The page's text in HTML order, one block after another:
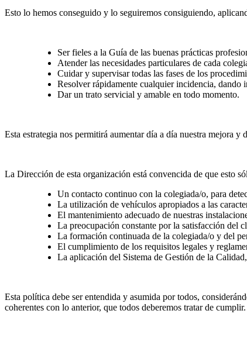
Esto lo hemos conseguido y lo seguiremos consiguiendo,
Ser fieles a la Guía de las buenas prácticas
Atender las necesidades particulares de cada
Cuidar y supervisar todas las fases de los
Resolver rápidamente cualquier incidencia, dando
Dar un trato servicial y amable en todo momento.
Esta estrategia nos permitirá aumentar día a día nuestra mejora y
La Dirección de esta organización está convencida de que esto
Un contacto continuo con la colegiada/o, para
La utilización de vehículos apropiados a las
El mantenimiento adecuado de nuestras
La preocupación constante por la satisfacción del
La formación continuada de la colegiada/o y del
El cumplimiento de los requisitos legales y
La aplicación del Sistema de Gestión de la
Esta política debe ser entendida y asumida por todos,
coherentes con lo anterior, que todos deberemos tratar de cumplir.